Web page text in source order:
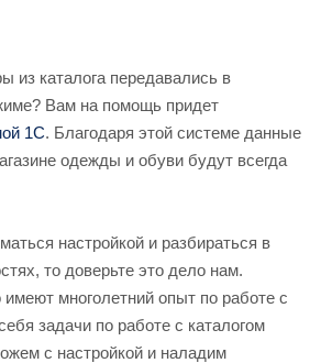
из каталога передавались в
Вам на помощь придет
1С. Благодаря этой системе данные
одежды и обуви будут всегда
настройкой и разбираться в
то доверьте это дело нам.
многолетний опыт по работе с
задачи по работе с каталогом
с настройкой и наладим